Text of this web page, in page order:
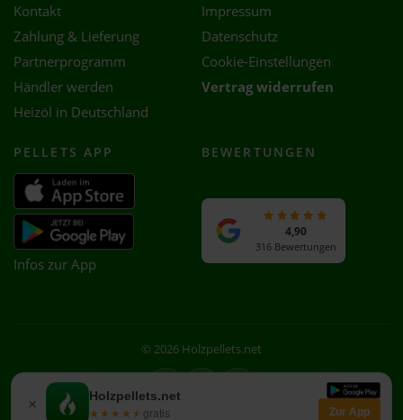
× Holzpellets.net
★★★★★
★★★★★ gratis Zur App
Kontakt
Zahlung & Lieferung
Partnerprogramm
Händler werden
Heizöl in Deutschland
Impressum
Datenschutz
Cookie-Einstellungen
Vertrag widerrufen
PELLETS APP
Infos zur App
BEWERTUNGEN
4,90
316 Bewertungen
© 2026 Holzpellets.net
Facebook